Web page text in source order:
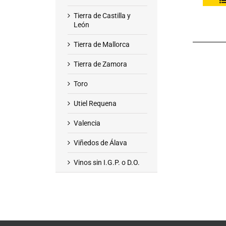
Tierra de Castilla y
León
Tierra de Mallorca
Tierra de Zamora
Toro
Utiel Requena
Valencia
Viñedos de Álava
Vinos sin I.G.P. o D.O.